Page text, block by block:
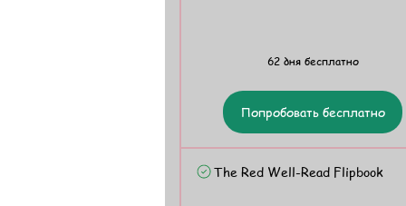
62 дня бесплатно
Попробовать бесплатно
The Red Well-Read Flipbook